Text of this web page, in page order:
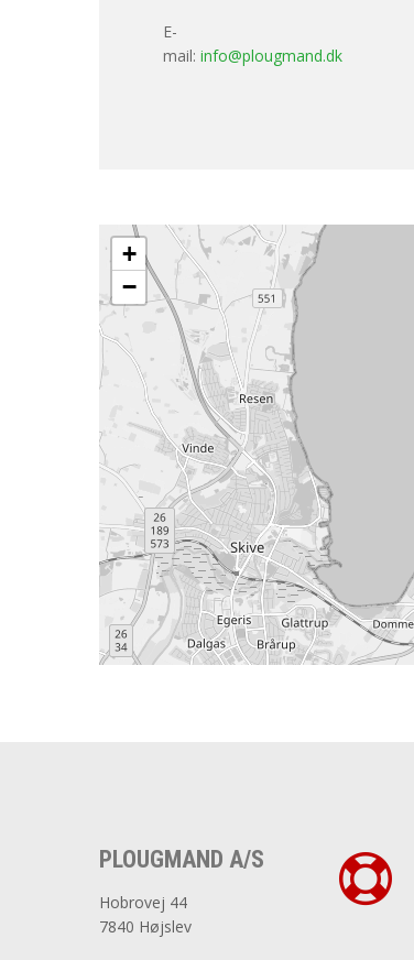
E-
mail:info@plougmand.dk
+
−
PLOUGMAND A/S
Hobrovej 44
7840 Højslev